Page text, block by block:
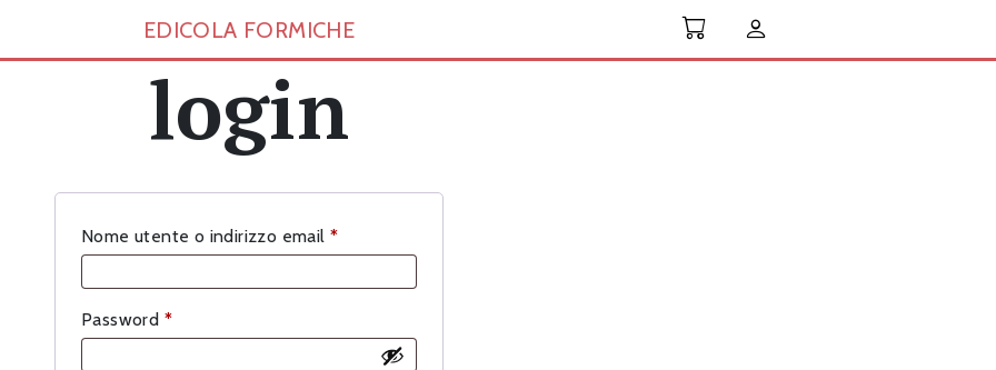
EDICOLA FORMICHE
login
Nome utente o indirizzo email *Richiesto
Password *Richiesto